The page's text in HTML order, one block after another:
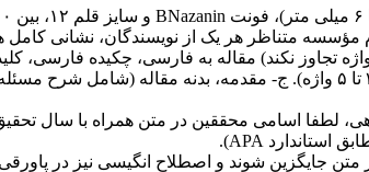
متناظر هر یک از نویسندگان، نشانی
لاتین کاملاً منطبق با چکیده فارسی، کلید واژگان لاتین (بین ۳ تا ۵
لطفا اسامی محققین در متن همراه با سال
استاندارد APA
).